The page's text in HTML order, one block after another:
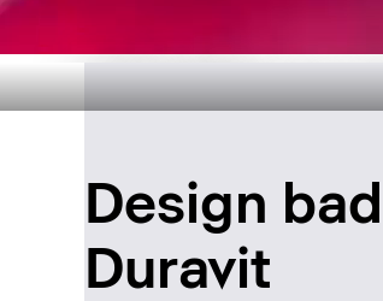
Tijdloos
Design
Duravit